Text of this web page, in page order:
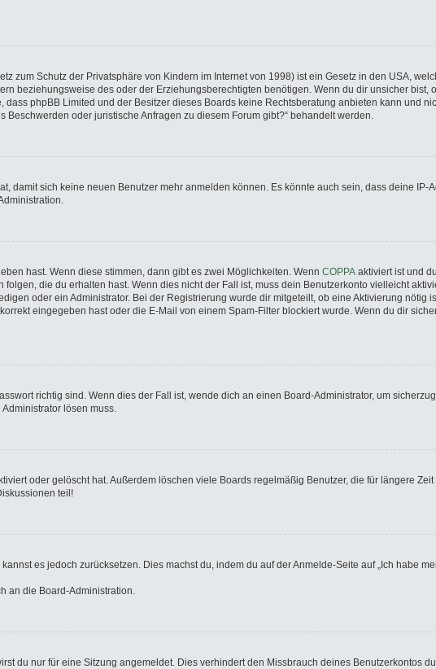
zum Schutz der Privatsphäre von Kindern im Internet von 1998) ist ein Gesetz in den USA,
beziehungsweise des oder der Erziehungsberechtigten benötigen. Wenn du dir unsicher bist,
phpBB Limited und der Besitzer dieses Boards keine Rechtsberatung anbieten kann und
oder juristische Anfragen zu diesem Forum gibt?“ behandelt werden.
damit sich keine neuen Benutzer mehr anmelden können. Es könnte auch sein, dass deine IP-
hast. Wenn diese stimmen, dann gibt es zwei Möglichkeiten. Wenn COPPA aktiviert ist und
die du erhalten hast. Wenn dies nicht der Fall ist, muss dein Benutzerkonto vielleicht
oder ein Administrator. Bei der Registrierung wurde dir mitgeteilt, ob eine Aktivierung nötig
eingegeben hast oder die E-Mail von einem Spam-Filter blockiert wurde. Wenn du dir
richtig sind. Wenn dies der Fall ist, wende dich an einen Board-Administrator, um
lösen muss.
oder gelöscht hat. Außerdem löschen viele Boards regelmäßig Benutzer, die für längere
teil!
es jedoch zurücksetzen. Dies machst du, indem du auf der Anmelde-Seite auf „Ich habe
an die Board-Administration.
du nur für eine Sitzung angemeldet. Dies verhindert den Missbrauch deines Benutzerkontos